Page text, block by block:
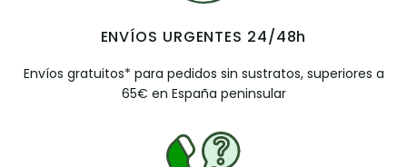
ENVÍOS URGENTES 24/48h
Envíos gratuitos* para pedidos sin sustratos, superiores a
65€ en España peninsular